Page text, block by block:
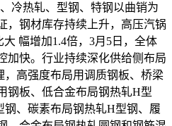
冷热轧、型钢、特钢以曲销为
，钢材库存持续上升，高压汽锅
大 幅增加1.4倍，3月5日，全体
加快。行业持续深化供给侧布局
，高强度布局用调质钢板、桥梁
钢板、低合金布局钢热轧H型
、碳素布局钢热轧H型钢、履